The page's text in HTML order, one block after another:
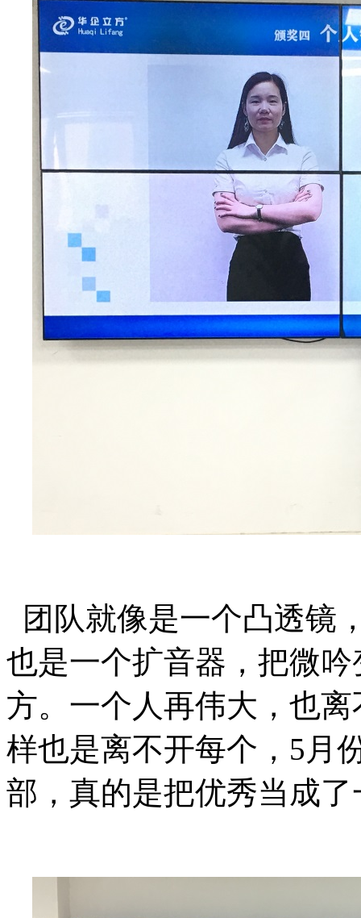
团队就像是一个凸透镜
也是一个扩音器，把微
方。一个人再伟大，也
样也是离不开每个， 5月
部，真的是把优秀当成